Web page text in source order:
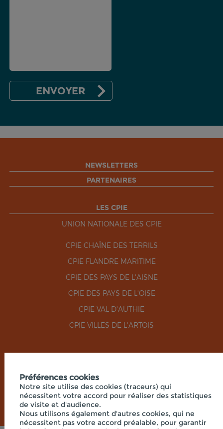
NEWSLETTERS
PARTENAIRES
LES CPIE
UNION NATIONALE DES CPIE
CPIE CHAÎNE DES TERRILS
CPIE FLANDRE MARITIME
CPIE DES PAYS DE L'AISNE
CPIE DES PAYS DE L'OISE
CPIE VAL D'AUTHIE
CPIE VILLES DE L'ARTOIS
Préférences cookies
Notre site utilise des cookies (traceurs) qui
nécessitent votre accord pour réaliser des statistiques
de visite et d'audience.
Nous utilisons également d'autres cookies, qui ne
nécessitent pas votre accord préalable, pour garantir